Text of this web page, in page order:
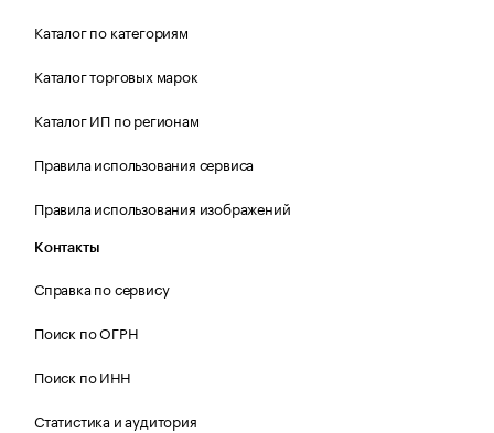
Каталог по категориям
Каталог торговых марок
Каталог ИП по регионам
Правила использования сервиса
Правила использования изображений
Контакты
Справка по сервису
Поиск по ОГРН
Поиск по ИНН
Статистика и аудитория